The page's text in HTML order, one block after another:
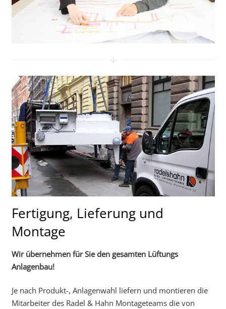
Fertigung, Lieferung und
Montage
Wir übernehmen für Sie den gesamten Lüftungs
Anlagenbau!
Je nach Produkt-, Anlagenwahl liefern und montieren die
Mitarbeiter des Radel & Hahn Montageteams die von